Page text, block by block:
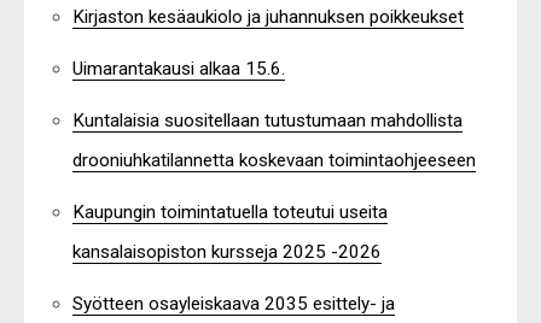
Kirjaston kesäaukiolo ja juhannuksen poikkeukset
Uimarantakausi alkaa 15.6.
Kuntalaisia suositellaan tutustumaan mahdollista
drooniuhkatilannetta koskevaan toimintaohjeeseen
Kaupungin toimintatuella toteutui useita
kansalaisopiston kursseja 2025 -2026
Syötteen osayleiskaava 2035 esittely- ja